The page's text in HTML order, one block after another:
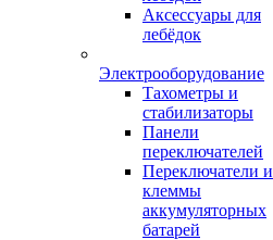
Аксессуары для
лебёдок
Электрооборудование
Тахометры и
стабилизаторы
Панели
переключателей
Переключатели и
клеммы
аккумуляторных
батарей